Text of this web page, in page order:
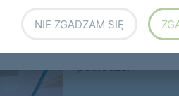
skomplikowanym
naturalnych
głębię 3D lub efekt
NIE ZGADZAM SIĘ